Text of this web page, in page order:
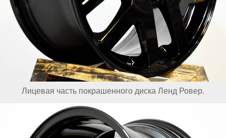
Лицевая часть покрашенного диска Ленд Ровер.